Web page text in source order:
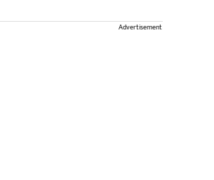
Advertisement